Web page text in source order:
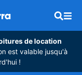
de location
est valable jusqu'à
!